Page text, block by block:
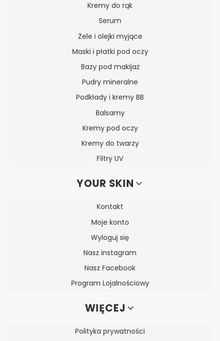
Kremy do rąk
Serum
Żele i olejki myjące
Maski i płatki pod oczy
Bazy pod makijaż
Pudry mineralne
Podkłady i kremy BB
Balsamy
Kremy pod oczy
Kremy do twarzy
Filtry UV
YOUR SKIN
Kontakt
Moje konto
Wyloguj się
Nasz instagram
Nasz Facebook
Program Lojalnościowy
WIĘCEJ
Polityka prywatności